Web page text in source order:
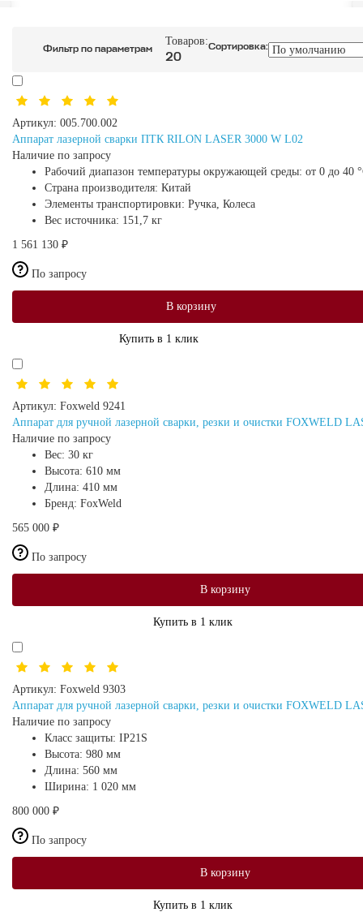
Фильтр по параметрам
Товаров:
20
Сортировка:
Артикул: 005.700.002
Aппарат лазерной сварки ПТК RILON LASER 3000 W L02
Наличие по запросу
Рабочий диапазон температуры окружающей среды: от 0 до 40
Страна производителя: Китай
Элементы транспортировки: Ручка, Колеса
Вес источника: 151,7 кг
1 561 130 ₽
По запросу
В корзину
Купить в 1 клик
Артикул: Foxweld 9241
Аппарат для ручной лазерной сварки, резки и очистки FOXWELD
Наличие по запросу
Вес: 30 кг
Высота: 610 мм
Длина: 410 мм
Бренд: FoxWeld
565 000 ₽
По запросу
В корзину
Купить в 1 клик
Артикул: Foxweld 9303
Аппарат для ручной лазерной сварки, резки и очистки FOXWELD
Наличие по запросу
Класс защиты: IP21S
Высота: 980 мм
Длина: 560 мм
Ширина: 1 020 мм
800 000 ₽
По запросу
В корзину
Купить в 1 клик